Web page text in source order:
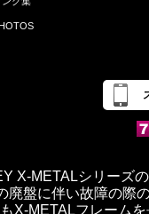
X-METALシリーズ
廃盤に伴い故障の際
X-METALフレーム